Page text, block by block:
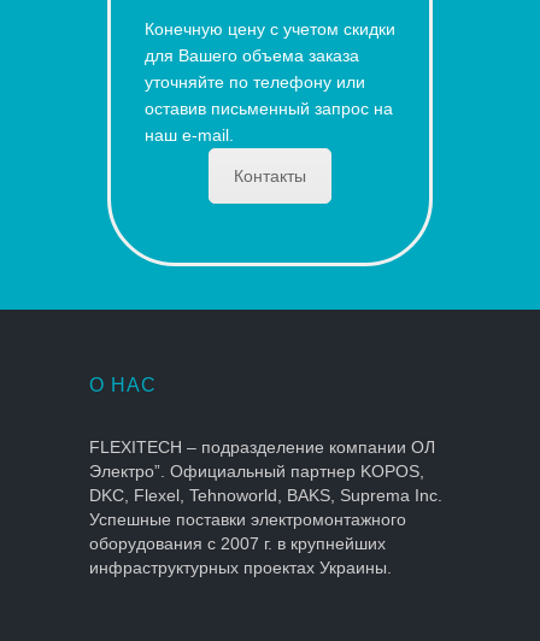
Конечную цену с учетом скидки
для Вашего объема заказа
уточняйте по телефону или
оставив письменный запрос на
наш e-mail.
Контакты
О НАС
FLEXITECH – подразделение компании ОЛ
Электро”. Официальный партнер KOPOS,
DKC, Flexel, Tehnoworld, BAKS, Suprema Inc.
Успешные поставки электромонтажного
оборудования с 2007 г. в крупнейших
инфраструктурных проектах Украины.